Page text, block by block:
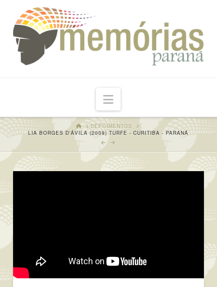
Navigation
HOMEDEPOIMENTOS
LIA BORGES D'ÁVILA (2009) TURFE - CURITIBA - PARANÁ